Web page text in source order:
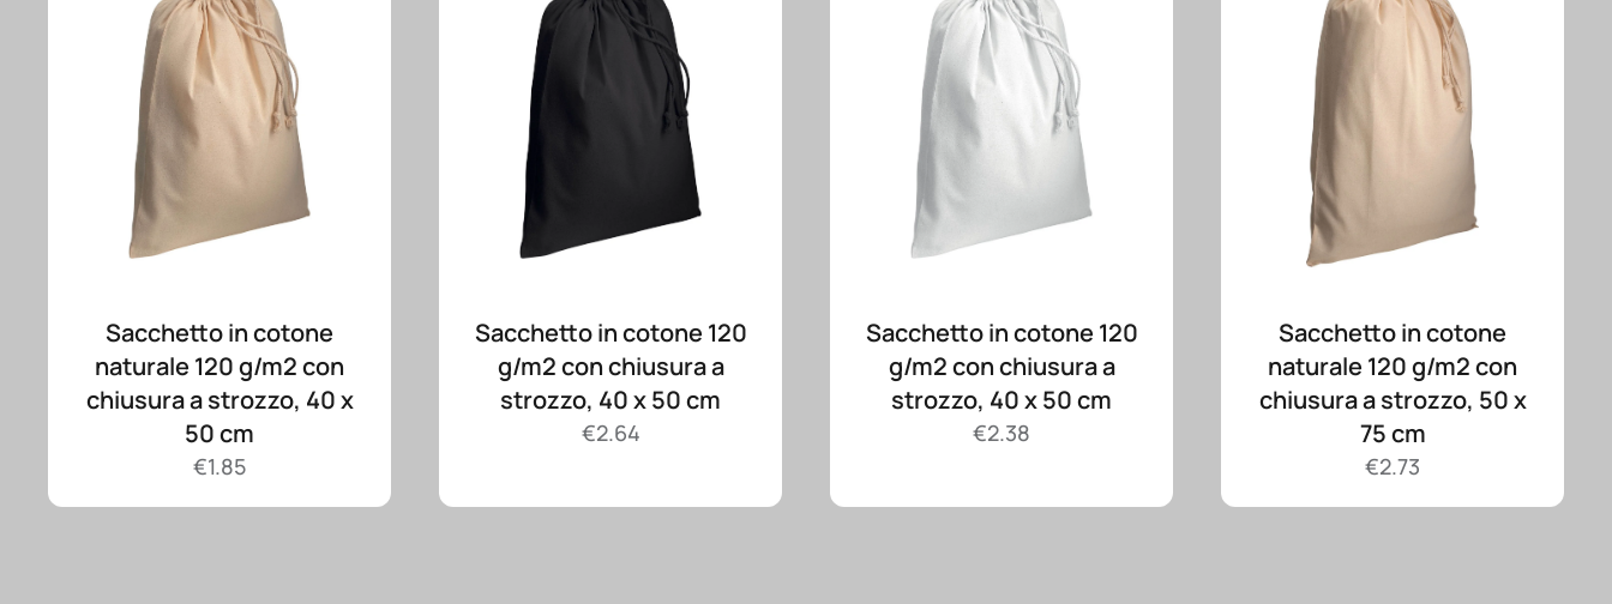
Sacchetto in cotone
naturale 120 g/m2 con
chiusura a strozzo, 40 x
50 cm
€1.85
Sacchetto in cotone 120
g/m2 con chiusura a
strozzo, 40 x 50 cm
€2.64
Sacchetto in cotone 120
g/m2 con chiusura a
strozzo, 40 x 50 cm
€2.38
Sacchetto in cotone
naturale 120 g/m2 con
chiusura a strozzo, 50 x
75 cm
€2.73